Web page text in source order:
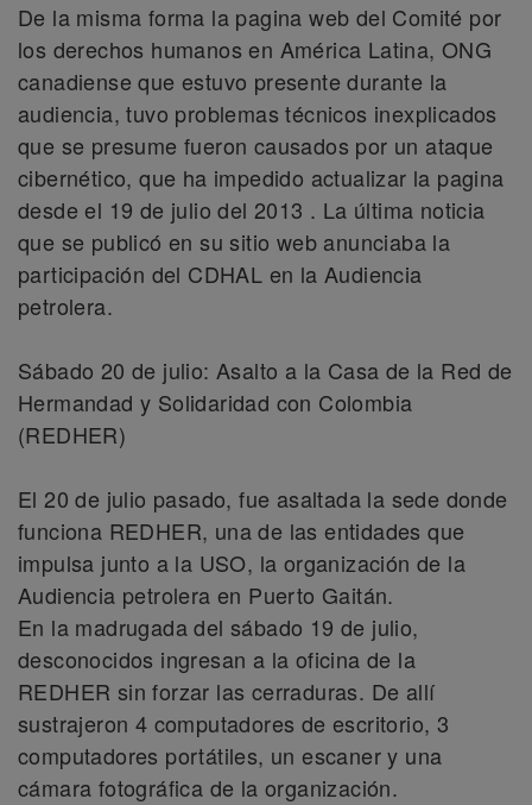
De la misma forma la pagina web del Comité por
los derechos humanos en América Latina, ONG
canadiense que estuvo presente durante la
audiencia, tuvo problemas técnicos inexplicados
que se presume fueron causados por un ataque
cibernético, que ha impedido actualizar la pagina
desde el 19 de julio del 2013 . La última noticia
que se publicó en su sitio web anunciaba la
participación del CDHAL en la Audiencia
petrolera.
Sábado 20 de julio: Asalto a la Casa de la Red de
Hermandad y Solidaridad con Colombia
(REDHER)
El 20 de julio pasado, fue asaltada la sede donde
funciona REDHER, una de las entidades que
impulsa junto a la USO, la organización de la
Audiencia petrolera en Puerto Gaitán.
En la madrugada del sábado 19 de julio,
desconocidos ingresan a la oficina de la
REDHER sin forzar las cerraduras. De allí
sustrajeron 4 computadores de escritorio, 3
computadores portátiles, un escaner y una
cámara fotográfica de la organización.